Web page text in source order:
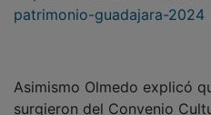
surgieron del Convenio